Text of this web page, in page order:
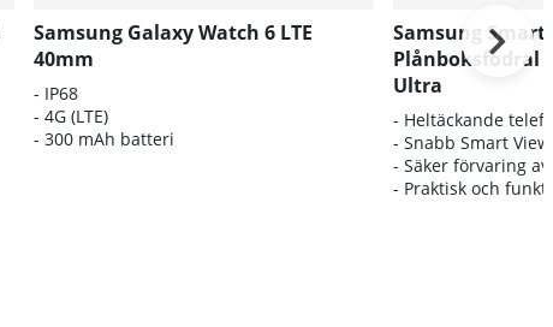
Samsung Galaxy Watch 6 LTE
40mm
- IP68
- 4G (LTE)
- 300 mAh batteri
Samsung Smart
Plånboksfodral
Ultra
- Heltäckande
- Snabb Smart
- Säker förvaring
- Praktisk och